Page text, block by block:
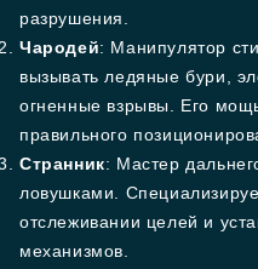
разрушения.
Чародей: Манипулятор
вызывать ледяные бури,
огненные взрывы. Его
правильного
Странник: Мастер
ловушками.
отслеживании целей и
механизмов.